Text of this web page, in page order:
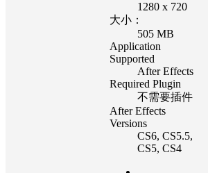
1280 x 720
大小：
505 MB
Application
Supported
After Effects
Required Plugin
不需要插件
After Effects
Versions
CS6, CS5.5,
CS5, CS4